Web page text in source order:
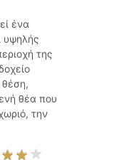
ένα
υψηλής
της
θέση,
θέα που
την